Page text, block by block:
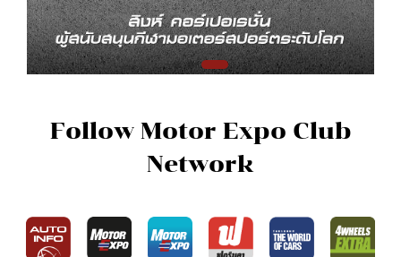
Follow Motor Expo Club
Network